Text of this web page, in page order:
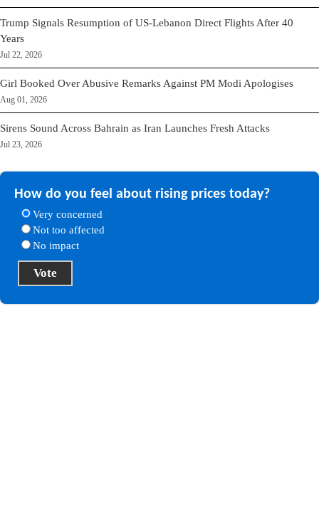
Trump Signals Resumption of US-Lebanon Direct Flights After 40
Years
Jul 22, 2026
Girl Booked Over Abusive Remarks Against PM Modi Apologises
Aug 01, 2026
Sirens Sound Across Bahrain as Iran Launches Fresh Attacks
Jul 23, 2026
How do you feel about rising prices today?
Very concerned
Not too affected
No impact